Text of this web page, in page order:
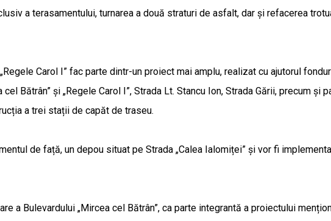
a terasamentului, turnarea a două straturi de asfalt, dar și refacerea
Carol I” fac parte dintr-un proiect mai amplu, realizat cu ajutorul
Bătrân” și „Regele Carol I”, Strada Lt. Stancu Ion, Strada Gării, precum și
a trei stații de capăt de traseu.
de față, un depou situat pe Strada „Calea Ialomiței” și vor fi
a Bulevardului „Mircea cel Bătrân”, ca parte integrantă a proiectului